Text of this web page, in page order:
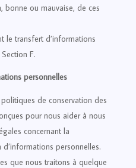
bonne ou mauvaise, de ces
le transfert d’informations
F.
personnelles
de conservation des
pour nous aider à nous
concernant la
personnelles.
que nous traitons à quelque